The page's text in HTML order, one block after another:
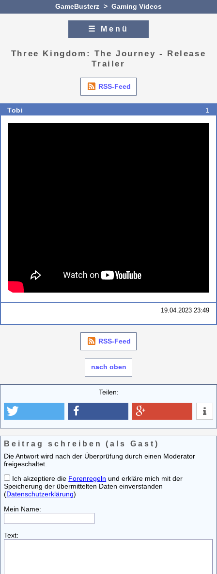
GameBusterz > Gaming Videos
☰ Menü
Zur Navigation
Three Kingdom: The Journey - Release
Trailer
RSS-Feed
1
Tobi
19.04.2023 23:49
RSS-Feed
nach oben
Teilen:
Beitrag schreiben (als Gast)
Die Antwort wird nach der Überprüfung durch einen Moderator
freigeschaltet.
Ich akzeptiere die Forenregeln und erkläre mich mit der
Speicherung der übermittelten Daten einverstanden
(Datenschutzerklärung)
Mein Name:
Text: